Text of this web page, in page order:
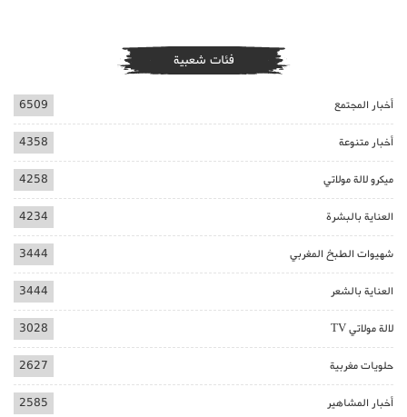
فئات شعبية
أخبار المجتمع 6509
أخبار متنوعة 4358
ميكرو لالة مولاتي 4258
العناية بالبشرة 4234
شهيوات الطبخ المغربي 3444
العناية بالشعر 3444
لالة مولاتي TV 3028
حلويات مغربية 2627
أخبار المشاهير 2585